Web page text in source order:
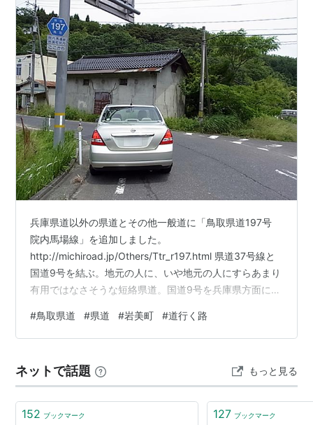
兵庫県道以外の県道とその他一般道に「鳥取県道197号
院内馬場線」を追加しました。
http://michiroad.jp/Others/Ttr_r197.html 県道37号線と
国道9号を結ぶ。地元の人に、いや地元の人にすらあまり
有用ではなさそうな短絡県道。国道9号を兵庫県方面に東
分は中央線のない道だが幅もそれほど狭くならず線形も
悪くなく交通量も少ないので走りやすくはある。沿線に
中に1軒ある、コンビニエンスストアやガソリンスタンド
はない。
#鳥取県道 #県道 #岩美町 #道行く路
ネットで話題 もっと見る
152 ブックマーク 127 ブックマーク